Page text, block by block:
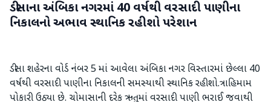
ડીસાના અંબિકા નગરમાં 40 વર્ષથી વરસાદી પાણીના
નિકાલનો અભાવ સ્થાનિક રહીશો પરેશાન
ડીસા શહેરના વોર્ડ નંબર 5 માં આવેલા અંબિકા નગર વિસ્તારમાં છેલ્લા 40
વર્ષથી વરસાદી પાણીના નિકાલની સમસ્યાથી સ્થાનિક રહીશો.ત્રાહિમામ
પોકારી ઉઠ્યા છે. ચોમાસાની દરેક ઋતુમાં વરસાદી પાણી ભરાઈ જવાથી